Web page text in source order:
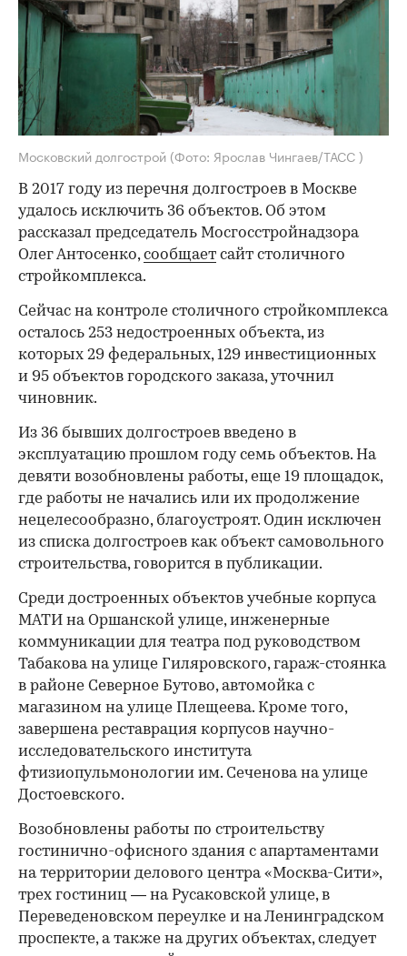
Московский долгострой (Фото: Ярослав Чингаев/ТАСС )
В 2017 году из перечня долгостроев в Москве
удалось исключить 36 объектов. Об этом
рассказал председатель Мосгосстройнадзора
Олег Антосенко,сообщает сайт столичного
стройкомплекса.
Сейчас на контроле столичного стройкомплекса
осталось 253 недостроенных объекта, из
которых 29 федеральных, 129 инвестиционных
и 95 объектов городского заказа, уточнил
чиновник.
Из 36 бывших долгостроев введено в
эксплуатацию прошлом году семь объектов. На
девяти возобновлены работы, еще 19 площадок,
где работы не начались или их продолжение
нецелесообразно, благоустроят. Один исключен
из списка долгостроев как объект самовольного
строительства, говорится в публикации.
Среди достроенных объектов учебные корпуса
МАТИ на Оршанской улице, инженерные
коммуникации для театра под руководством
Табакова на улице Гиляровского, гараж-стоянка
в районе Северное Бутово, автомойка с
магазином на улице Плещеева. Кроме того,
завершена реставрация корпусов научно-
исследовательского института
фтизиопульмонологии им. Сеченова на улице
Достоевского.
Возобновлены работы по строительству
гостинично-офисного здания с апартаментами
на территории делового центра «Москва-Сити»,
трех гостиниц — на Русаковской улице, в
Переведеновском переулке и на Ленинградском
проспекте, а также на других объектах, следует